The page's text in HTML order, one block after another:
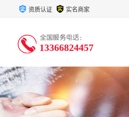
资质认证 实名商家
13366824457